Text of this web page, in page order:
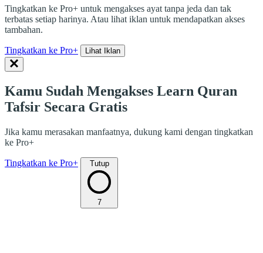
Tingkatkan ke Pro+ untuk mengakses ayat tanpa jeda dan tak
terbatas setiap harinya. Atau lihat iklan untuk mendapatkan akses
tambahan.
Tingkatkan ke Pro+ Lihat Iklan
Kamu Sudah Mengakses Learn Quran
Tafsir Secara Gratis
Jika kamu merasakan manfaatnya, dukung kami dengan tingkatkan
ke Pro+
Tingkatkan ke Pro+ Tutup
7